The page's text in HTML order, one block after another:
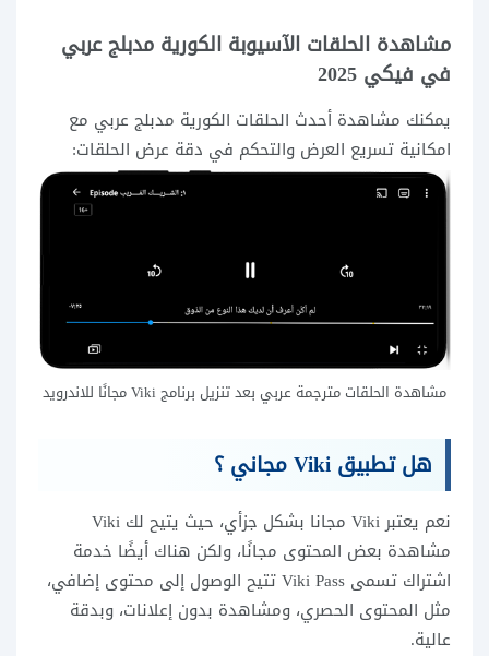
مشاهدة الحلقات الآسيوبة الكورية مدبلج عربي
في فيكي 2025
يمكنك مشاهدة أحدث الحلقات الكورية مدبلج عربي مع
امكانية تسريع العرض والتحكم في دقة عرض الحلقات:
مشاهدة الحلقات مترجمة عربي بعد تنزيل برنامج Viki مجانًا للاندرويد
هل تطبيق Viki مجاني ؟
نعم يعتبر Viki مجانا بشكل جزأي، حيث يتيح لك Viki
مشاهدة بعض المحتوى مجانًا، ولكن هناك أيضًا خدمة
اشتراك تسمى Viki Pass تتيح الوصول إلى محتوى إضافي،
مثل المحتوى الحصري، ومشاهدة بدون إعلانات، وبدقة
عالية.